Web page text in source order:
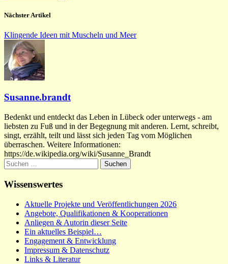
Nächster Artikel
Klingende Ideen mit Muscheln und Meer
Susanne.brandt
Bedenkt und entdeckt das Leben in Lübeck oder unterwegs - am
liebsten zu Fuß und in der Begegnung mit anderen. Lernt, schreibt,
singt, erzählt, teilt und lässt sich jeden Tag vom Möglichen
überraschen. Weitere Informationen:
https://de.wikipedia.org/wiki/Susanne_Brandt
Suchen
nach:
Wissenswertes
Aktuelle Projekte und Veröffentlichungen 2026
Angebote, Qualifikationen & Kooperationen
Anliegen & Autorin dieser Seite
Ein aktuelles Beispiel…
Engagement & Entwicklung
Impressum & Datenschutz
Links & Literatur